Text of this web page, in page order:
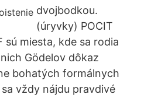
dvojbodkou.
(úryvky) POCIT
sú miesta, kde sa rodia
Gödelov dôkaz
bohatých formálnych
vždy nájdu pravdivé